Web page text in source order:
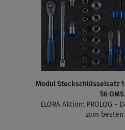
Modul Steckschlüsselsatz
56 OMS
ELORA Aktion: PROLOG -
zum besten